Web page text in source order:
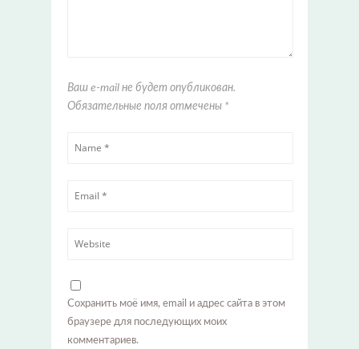
Ваш e-mail не будет опубликован.
Обязательные поля отмечены *
Сохранить моё имя, email и адрес сайта в этом
браузере для последующих моих
комментариев.